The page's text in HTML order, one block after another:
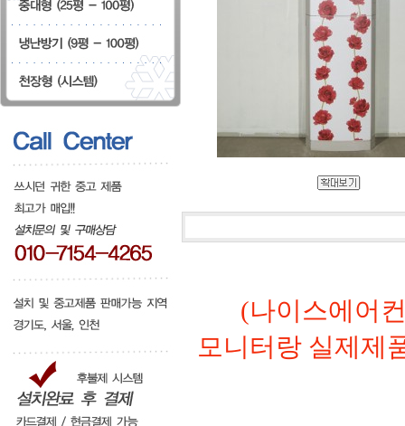
(나이스에어
모니터랑 실제제